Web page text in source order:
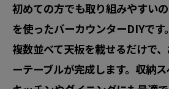
初めての方でも取り組みやすい
を使ったバーカウンターDIYです
複数並べて天板を載せるだけで
ーテーブルが完成します。収納ス